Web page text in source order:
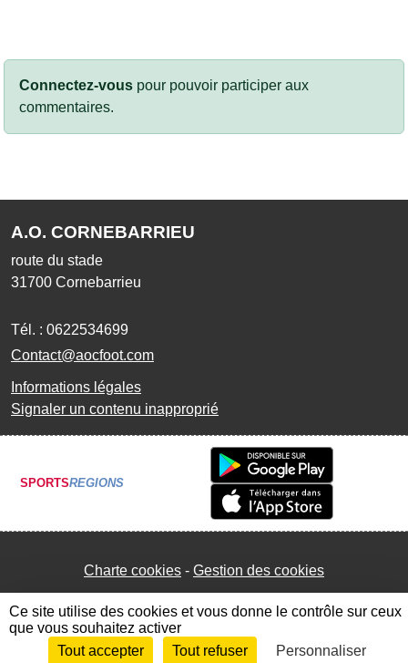
Connectez-vous pour pouvoir participer aux
commentaires.
A.O. CORNEBARRIEU
route du stade
31700 Cornebarrieu
Tél. : 0622534699
Contact@aocfoot.com
Informations légales
Signaler un contenu inapproprié
SPORTSREGIONS
Charte cookies Gestion des cookies
Envie de participer ? Connexion
Ce site utilise des cookies et vous donne le contrôle sur ceux
que vous souhaitez activer
Tout accepter
Tout refuser Personnaliser